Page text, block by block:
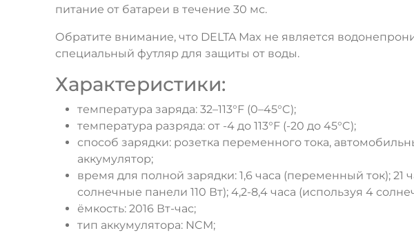
питание от батареи в течение 30 мс.
Обратите внимание, что DELTA Max не является
специальный футляр для защиты от воды.
Характеристики:
температура заряда: 32–113°F (0–45°C);
температура разряда: от -4 до 113°F (-20 до 45°C);
способ зарядки: розетка переменного тока,
аккумулятор;
время для полной зарядки: 1,6 часа (переменный ток); 21
солнечные панели 110 Вт); 4,2-8,4 часа (используя 4
ёмкость: 2016 Вт-час;
тип аккумулятора: NCM;